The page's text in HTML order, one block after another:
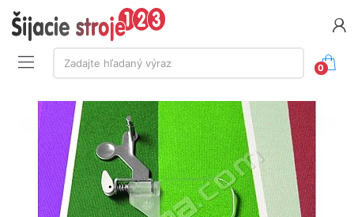
Vyhľadávanie:
Zadajte hľadaný výraz
0